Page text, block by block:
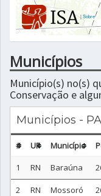
|Sobre
Municípios
Município(s) no(s)
Conservação e
Municípios -
# UF Município
1
RN Baraúna
2 RN Mossoró